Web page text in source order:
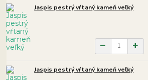
Jaspis pestrý vŕtaný kameň veľký
Jaspis pestrý vŕtaný kameň veľký